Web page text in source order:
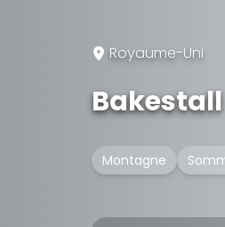
Royaume-Uni
Bakestall
Montagne